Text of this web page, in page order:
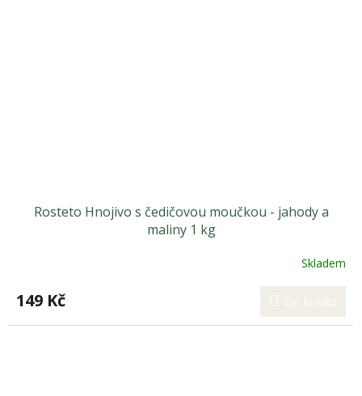
Rosteto Hnojivo s čedičovou moučkou - jahody a
maliny 1 kg
Skladem
149 Kč Do košíku